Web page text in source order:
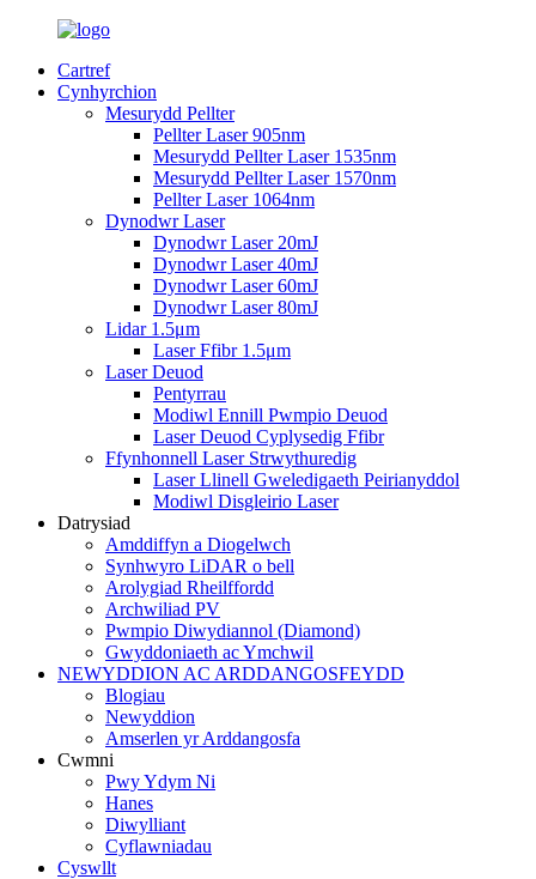
Cartref
Cynhyrchion
Mesurydd Pellter
Pellter Laser 905nm
Mesurydd Pellter Laser 1535nm
Mesurydd Pellter Laser 1570nm
Pellter Laser 1064nm
Dynodwr Laser
Dynodwr Laser 20mJ
Dynodwr Laser 40mJ
Dynodwr Laser 60mJ
Dynodwr Laser 80mJ
Lidar 1.5μm
Laser Ffibr 1.5μm
Laser Deuod
Pentyrrau
Modiwl Ennill Pwmpio Deuod
Laser Deuod Cyplysedig Ffibr
Ffynhonnell Laser Strwythuredig
Laser Llinell Gweledigaeth Peirianyddol
Modiwl Disgleirio Laser
Datrysiad
Amddiffyn a Diogelwch
Synhwyro LiDAR o bell
Arolygiad Rheilffordd
Archwiliad PV
Pwmpio Diwydiannol (Diamond)
Gwyddoniaeth ac Ymchwil
NEWYDDION AC ARDDANGOSFEYDD
Blogiau
Newyddion
Amserlen yr Arddangosfa
Cwmni
Pwy Ydym Ni
Hanes
Diwylliant
Cyflawniadau
Cyswllt